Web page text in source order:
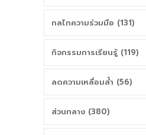
กลไกความร่วมมือ (131)
กิจกรรมการเรียนรู้ (119)
ลดความเหลื่อมล้ำ (56)
ส่วนกลาง (380)